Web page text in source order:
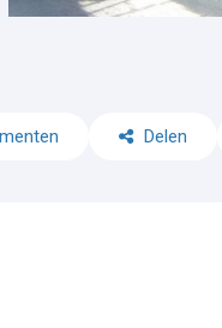
Delen